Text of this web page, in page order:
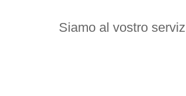
Siamo al vostro